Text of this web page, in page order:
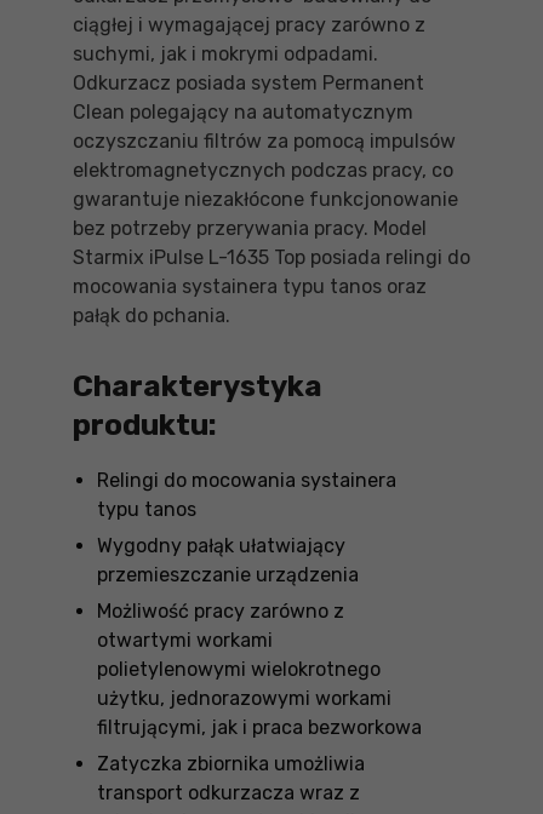
ciągłej i wymagającej pracy zarówno z
suchymi, jak i mokrymi odpadami.
Odkurzacz posiada system Permanent
Clean polegający na automatycznym
oczyszczaniu filtrów za pomocą impulsów
elektromagnetycznych podczas pracy, co
gwarantuje niezakłócone funkcjonowanie
bez potrzeby przerywania pracy. Model
Starmix iPulse L-1635 Top posiada relingi do
mocowania systainera typu tanos oraz
pałąk do pchania.
Charakterystyka
produktu:
Relingi do mocowania systainera
typu tanos
Wygodny pałąk ułatwiający
przemieszczanie urządzenia
Możliwość pracy zarówno z
otwartymi workami
polietylenowymi wielokrotnego
użytku, jednorazowymi workami
filtrującymi, jak i praca bezworkowa
Zatyczka zbiornika umożliwia
transport odkurzacza wraz z